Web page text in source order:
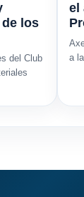
los
del Club
el
a